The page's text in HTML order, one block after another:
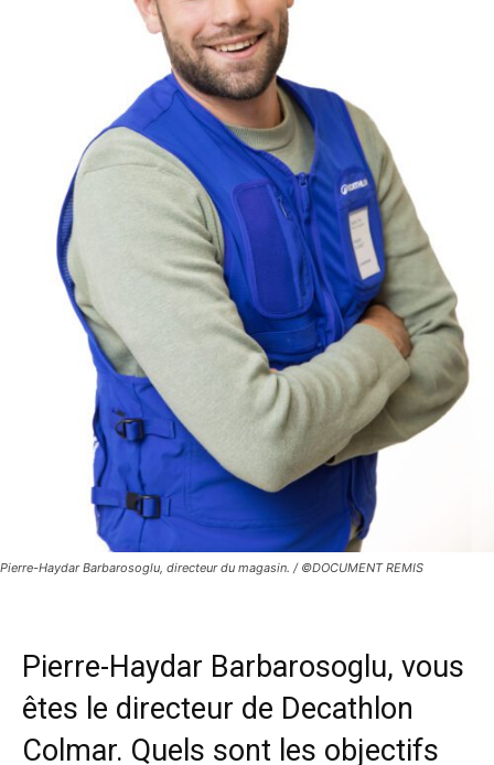
Pierre-Haydar Barbarosoglu, directeur du magasin. / ©DOCUMENT REMIS
Pierre-Haydar Barbarosoglu, vous
êtes le directeur de Decathlon
Colmar. Quels sont les objectifs